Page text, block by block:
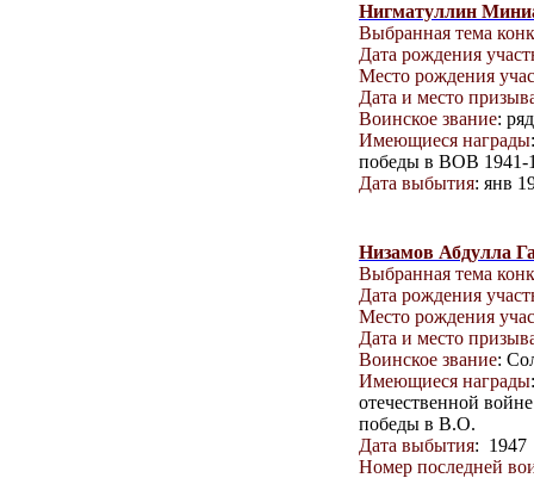
Нигматуллин
Выбранная тема
Дата рождения
Место рождения
Дата и место
Воинское звание:
Имеющиеся награды
победы в ВОВ 1941-
Дата выбытия: янв
Низамов Абдулла
Выбранная тема
Дата рождения
Место рождения
Дата и место
Воинское звание:
Имеющиеся награды
отечественной
победы в В.О.
Дата выбытия: 1947
Номер последней